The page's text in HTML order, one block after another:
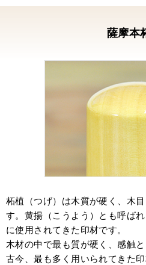
先ほど印鑑、到着しまし
ずっと、朱肉やインクが
見るたびにいい気持ちが
今、やっと建築業の許可
請をしている最中です。
まだまだ株式会社にする
張っていきます。
株式会社にしますんで。
れるように。
気持ちのいいはんこ、あ
た。
薩摩本
柘植（つげ）は木質が硬く、木
す。黄揚（こうよう）とも呼ば
に使用されてきた印材です。
木材の中で最も質が硬く、感触
古今、最も多く用いられてきた